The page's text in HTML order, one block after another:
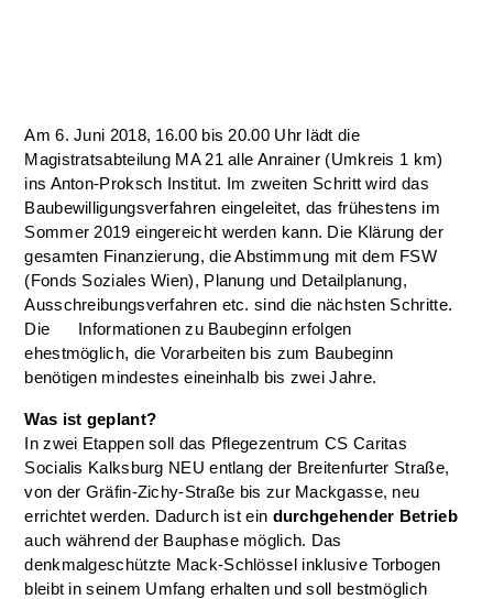
Am 6. Juni 2018, 16.00 bis 20.00 Uhr lädt die
Magistratsabteilung MA 21 alle Anrainer (Umkreis 1 km)
ins Anton-Proksch Institut. Im zweiten Schritt wird das
Baubewilligungsverfahren eingeleitet, das frühestens im
Sommer 2019 eingereicht werden kann. Die Klärung der
gesamten Finanzierung, die Abstimmung mit dem FSW
(Fonds Soziales Wien), Planung und Detailplanung,
Ausschreibungsverfahren etc. sind die nächsten Schritte.
Die Informationen zu Baubeginn erfolgen
ehestmöglich, die Vorarbeiten bis zum Baubeginn
benötigen mindestes eineinhalb bis zwei Jahre.
Was ist geplant?
In zwei Etappen soll das Pflegezentrum CS Caritas
Socialis Kalksburg NEU entlang der Breitenfurter Straße,
von der Gräfin-Zichy-Straße bis zur Mackgasse, neu
errichtet werden. Dadurch ist ein durchgehender Betrieb
auch während der Bauphase möglich. Das
denkmalgeschützte Mack-Schlössel inklusive Torbogen
bleibt in seinem Umfang erhalten und soll bestmöglich